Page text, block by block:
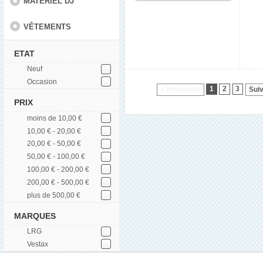
VÊTEMENTS
ETAT
Neuf
Occasion
PRIX
moins de 10,00 €
10,00 € - 20,00 €
20,00 € - 50,00 €
50,00 € - 100,00 €
100,00 € - 200,00 €
200,00 € - 500,00 €
plus de 500,00 €
MARQUES
LRG
Vestax
1 2 3